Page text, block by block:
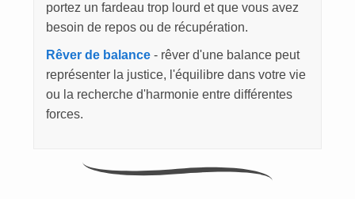
portez un fardeau trop lourd et que vous avez
besoin de repos ou de récupération.
Rêver de balance- rêver d'une balance peut
représenter la justice, l'équilibre dans votre vie
ou la recherche d'harmonie entre différentes
forces.